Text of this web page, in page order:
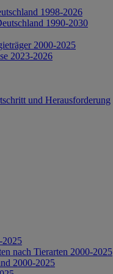
1998-2026
1990-2030
2000-2025
2023-2026
und Herausforderung
2025
nach Tierarten 2000-2025
2000-2025